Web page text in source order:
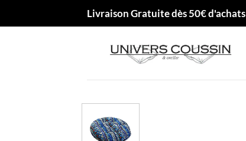
Livraison Gratuite dès 50€ d'achats